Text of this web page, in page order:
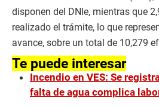
disponen del DNIe, mientras que
realizado el trámite, lo que
avance, sobre un total de 10,279
Te puede interesar
Incendio en VES: Se
falta de agua complica